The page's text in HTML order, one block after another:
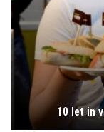
10 let in